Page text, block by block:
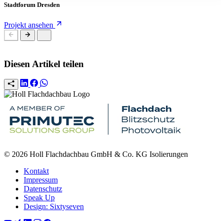
Stadtforum Dresden
Projekt ansehen
Diesen Artikel teilen
© 2026 Holl Flachdachbau GmbH & Co. KG Isolierungen
Kontakt
Impressum
Datenschutz
Speak Up
Design: Sixtyseven